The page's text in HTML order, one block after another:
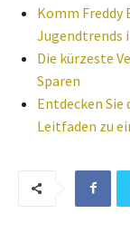
Komm Freddy
Jugendtrends
Die kürzeste
Sparen
Entdecken
Leitfaden zu